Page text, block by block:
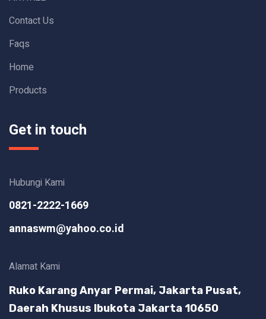
Contact Us
Faqs
Home
Products
Get in touch
Hubungi Kami
0821-2222-1669
annaswm@yahoo.co.id
Alamat Kami
Ruko Karang Anyar Permai, Jakarta Pusat,
Daerah Khusus Ibukota Jakarta 10650